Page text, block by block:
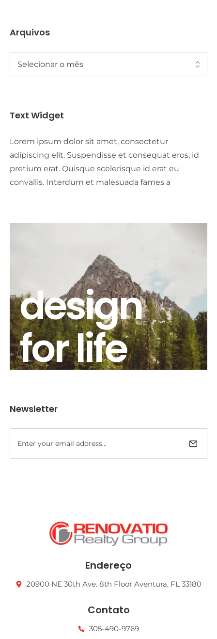
Arquivos
Text Widget
Lorem ipsum dolor sit amet, consectetur
adipiscing elit. Suspendisse et consequat eros, id
pretium erat. Quisque scelerisque id erat eu
convallis. Interdum et malesuada fames a
design
for life
Newsletter
Endereço
20900 NE 30th Ave. 8th Floor Aventura, FL 33180
Contato
305-490-9769